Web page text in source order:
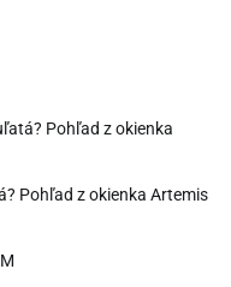
Pohľad z okienka
Pohľad z okienka Artemis